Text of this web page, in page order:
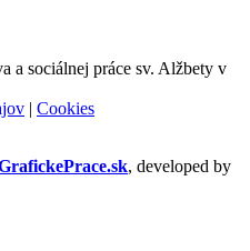
a sociálnej práce sv. Alžbety v
| Cookies
, developed by